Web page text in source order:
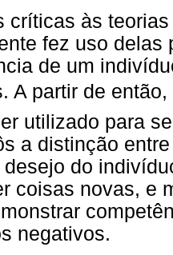
críticas às
fez uso
de um
A partir de então,
utilizado para
a distinção
desejo do
coisas novas, e
negativos.